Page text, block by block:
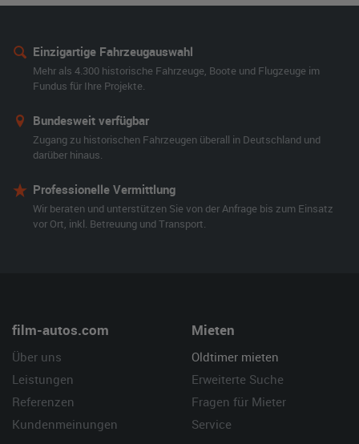
Einzigartige Fahrzeugauswahl
Mehr als 4.300 historische Fahrzeuge, Boote und Flugzeuge im
Fundus für Ihre Projekte.
Bundesweit verfügbar
Zugang zu historischen Fahrzeugen überall in Deutschland und
darüber hinaus.
Professionelle Vermittlung
Wir beraten und unterstützen Sie von der Anfrage bis zum Einsatz
vor Ort, inkl. Betreuung und Transport.
film-autos.com
Über uns
Leistungen
Referenzen
Kundenmeinungen
Mieten
Oldtimer mieten
Erweiterte Suche
Fragen für Mieter
Service